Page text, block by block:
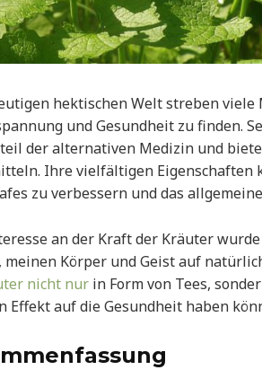
hektischen Welt streben
und Gesundheit zu finden.
der alternativen Medizin und
Ihre vielfältigen Eigenschaften
zu verbessern und das
an der Kraft der Kräuter
Körper und Geist auf
nicht nur in Form von Tees,
Effekt auf die Gesundheit haben